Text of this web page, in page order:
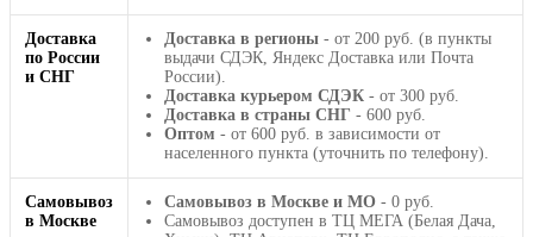
Доставка
по России
и СНГ
Доставка в регионы - от 200 руб. (в пункты
выдачи СДЭК, Яндекс Доставка или Почта
России).
Доставка курьером СДЭК - от 300 руб.
Доставка в страны СНГ - 600 руб.
Оптом - от 600 руб. в зависимости от
населенного пункта (уточнить по телефону).
Самовывоз
в Москве
Самовывоз в Москве и МО - 0 руб.
Самовывоз доступен в ТЦ МЕГА (Белая Дача,